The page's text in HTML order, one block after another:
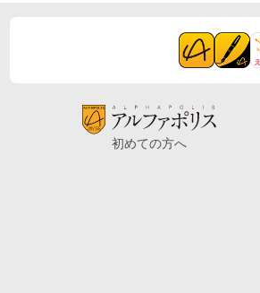
初めての方へ